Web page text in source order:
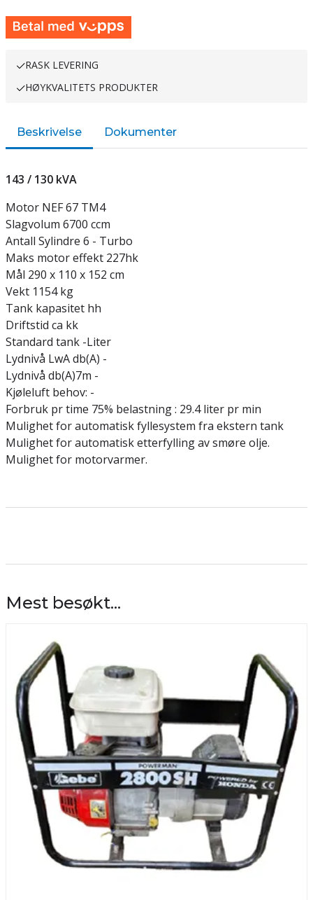
RASK LEVERING
HØYKVALITETS PRODUKTER
Beskrivelse Dokumenter
143 / 130 kVA
Motor NEF 67 TM4
Slagvolum 6700 ccm
Antall Sylindre 6 - Turbo
Maks motor effekt 227hk
Mål 290 x 110 x 152 cm
Vekt 1154 kg
Tank kapasitet hh
Driftstid ca kk
Standard tank -Liter
Lydnivå LwA db(A) -
Lydnivå db(A)7m -
Kjøleluft behov: -
Forbruk pr time 75% belastning : 29.4 liter pr min
Mulighet for automatisk fyllesystem fra ekstern tank
Mulighet for automatisk etterfylling av smøre olje.
Mulighet for motorvarmer.
Mest besøkt...